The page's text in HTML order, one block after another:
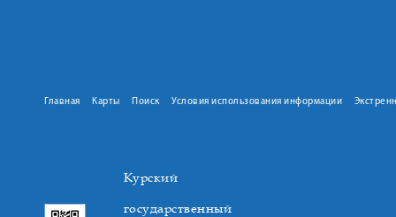
Главная Карты Поиск Условия использования информации
Курский
государственный